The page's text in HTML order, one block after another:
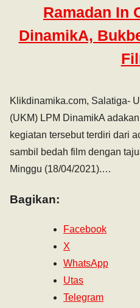
Ramadan In
DinamikA,
Klikdinamika.com, Salatiga-
(UKM) LPM DinamikA
kegiatan tersebut terdiri dari
sambil bedah film dengan
Minggu (18/04/2021).…
Bagikan:
Facebook
X
WhatsApp
Utas
Telegram